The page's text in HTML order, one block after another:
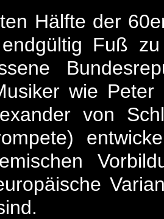
Hälfte der
Fuß
wie Peter
von